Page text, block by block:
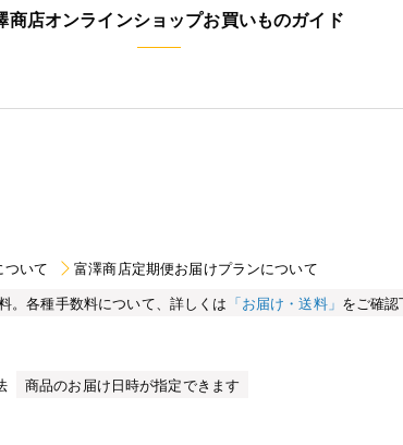
商店オンラインショップお買いものガイド
ついて
富澤商店定期便お届けプランについて
。各種手数料について、詳しくは 「お届け・送料」 をご確
商品のお届け日時が指定できます